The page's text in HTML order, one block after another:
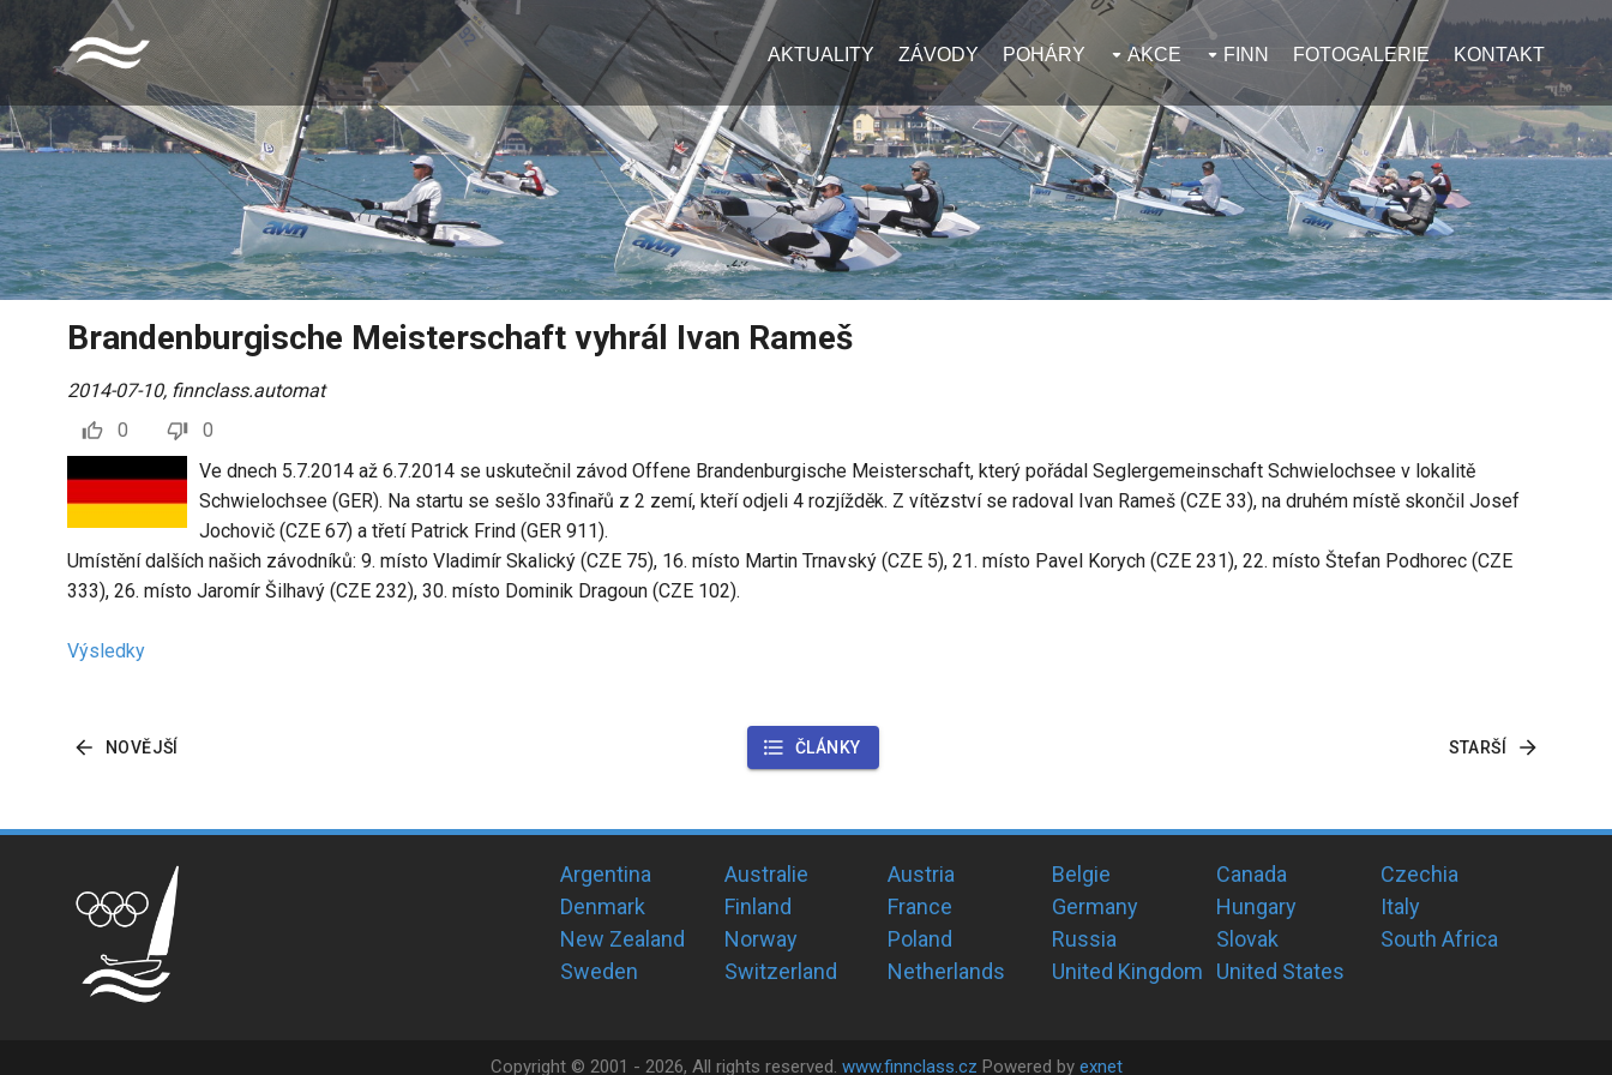
AKTUALITY ZÁVODY POHÁRY AKCE FINN FOTOGALERIE KONTAKT
Brandenburgische Meisterschaft vyhrál Ivan Rameš
2014-07-10, finnclass.automat
0
0
Ve dnech 5.7.2014 až 6.7.2014 se uskutečnil závod Offene Brandenburgische Meisterschaft, který pořádal Seglergemeinschaft Schwielochsee v lokalitě
Schwielochsee (GER). Na startu se sešlo 33finařů z 2 zemí, kteří odjeli 4 rozjížděk. Z vítězství se radoval Ivan Rameš (CZE 33), na druhém místě skončil Josef
Jochovič (CZE 67) a třetí Patrick Frind (GER 911).
Umístění dalších našich závodníků: 9. místo Vladimír Skalický (CZE 75), 16. místo Martin Trnavský (CZE 5), 21. místo Pavel Korych (CZE 231), 22. místo Štefan Podhorec (CZE
333), 26. místo Jaromír Šilhavý (CZE 232), 30. místo Dominik Dragoun (CZE 102).
Výsledky
NOVĚJŠÍ ČLÁNKY STARŠÍ
Argentina Australie Austria Belgie Canada
Czechia
Denmark
Finland France Germany Hungary
Italy
New Zealand
Norway Poland Russia Slovak
South Africa
Sweden
Switzerland Netherlands United Kingdom United States
Copyright © 2001 - 2026, All rights reserved. www.finnclass.cz Powered by exnet